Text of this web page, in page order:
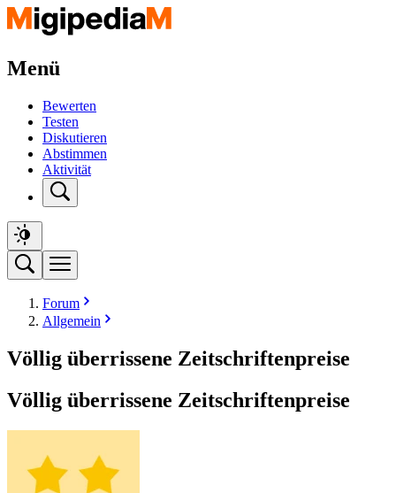
Menü
Bewerten
Testen
Diskutieren
Abstimmen
Aktivität
Forum
Allgemein
Völlig überrissene Zeitschriftenpreise
Völlig überrissene Zeitschriftenpreise